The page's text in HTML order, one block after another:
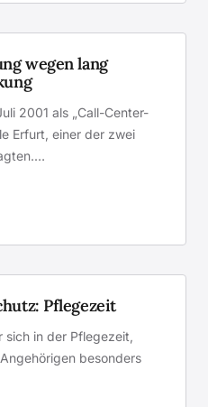
wegen lang
2001 als „Call-Center-
Erfurt, einer der zwei
Pflegezeit
in der Pflegezeit,
besonders